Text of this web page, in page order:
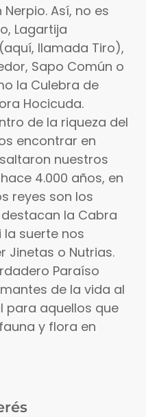
Así, no es
Lagartija
llamada Tiro),
Sapo Común o
la Culebra de
Hocicuda.
de la riqueza del
encontrar en
nuestros
4.000 años, en
reyes son los
la Cabra
la suerte nos
Jinetas o Nutrias.
Paraíso
de la vida al
para aquellos que
y flora en